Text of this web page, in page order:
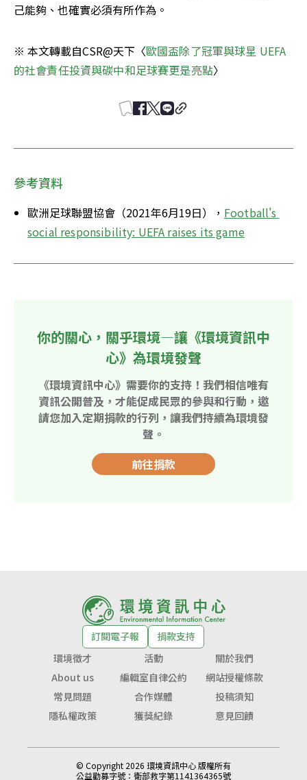
己能夠、也確實必須有所作為。
※ 本文轉載自CSR@天下〈歐國盃除了冠軍與球星 UEFA
的社會責任投資與碳中和足球賽更是亮點〉
參考資料
歐洲足球聯盟協會（2021年6月19日）， Football's
social responsibility: UEFA raises its game
你的關心，關乎環境—讓《環境資訊中
心》為環境發聲
《環境資訊中心》需要你的支持！我們相信唯有
資訊公開普及，才能促成民眾的參與和行動，邀
請您加入定期捐款的行列，讓我們持續為環境發
聲。
前往捐款
訂閱電子報
捐款支持
環境徵才
活動
關於我們
About us
編輯室自律公約
網站授權條款
常見問題
合作媒體
投稿須知
隱私權政策
獲獎紀錄 意見回饋
© Copyright 2026 環境資訊中心 版權所有
公益勸募字號： 衛部救字第1141364365號